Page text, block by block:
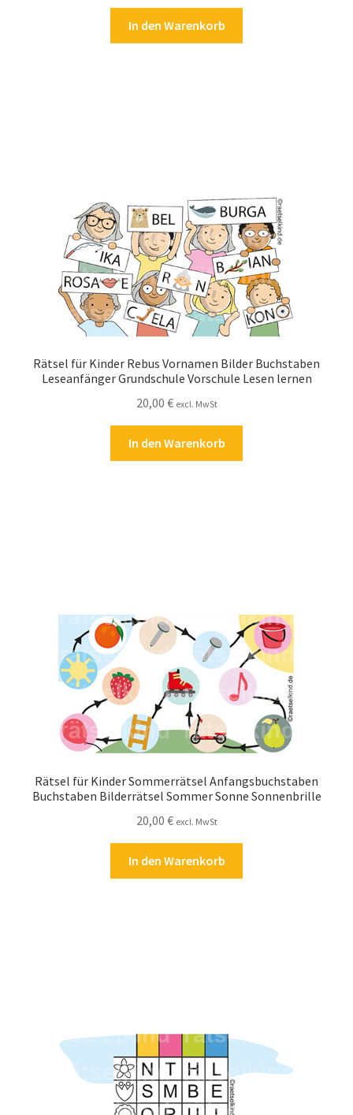
In den Warenkorb
Rätsel für Kinder Rebus Vornamen Bilder Buchstaben
Leseanfänger Grundschule Vorschule Lesen lernen
20,00 € excl. MwSt
In den Warenkorb
Rätsel für Kinder Sommerrätsel Anfangsbuchstaben
Buchstaben Bilderrätsel Sommer Sonne Sonnenbrille
20,00 € excl. MwSt
In den Warenkorb